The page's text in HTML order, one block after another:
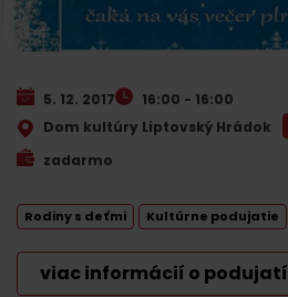
5. 12. 2017
16:00 - 16:00
Dom kultúry Liptovský Hrádok
zadarmo
Rodiny s deťmi Kultúrne podujatie
viac informácií o podujatí